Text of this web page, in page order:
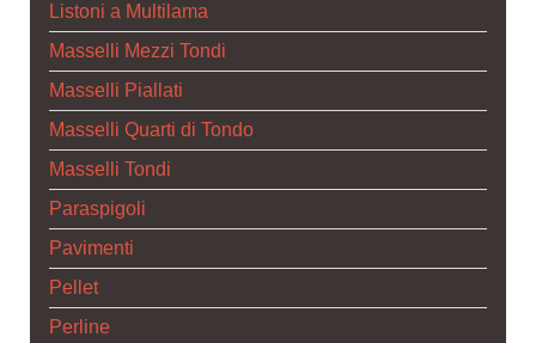
Listoni a Multilama
Masselli Mezzi Tondi
Masselli Piallati
Masselli Quarti di Tondo
Masselli Tondi
Paraspigoli
Pavimenti
Pellet
Perline